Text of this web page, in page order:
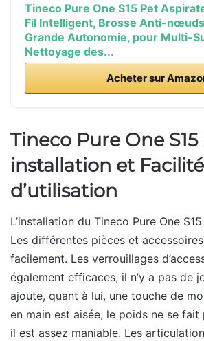
Tineco Pure One S15 Pet
Fil Intelligent, Brosse Anti-
Grande Autonomie, pour Multi-
Nettoyage des...
Acheter sur
Tineco Pure One S15
installation et Facilité
d’utilisation
L’installation du Tineco Pure One
Les différentes pièces et accessoires
facilement. Les verrouillages
également efficaces, il n’y a pas de
ajoute, quant à lui, une touche de
en main est aisée, le poids ne se
il est assez maniable. Les